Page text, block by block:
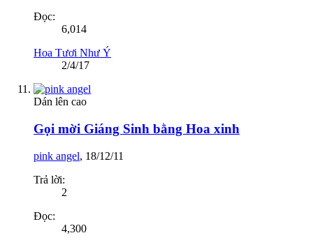
Đọc:
6,014
Hoa Tươi Như Ý
2/4/17
Dán lên cao
Gọi mời Giáng Sinh bằng Hoa xinh
pink angel, 18/12/11
Trả lời:
2
Đọc:
4,300